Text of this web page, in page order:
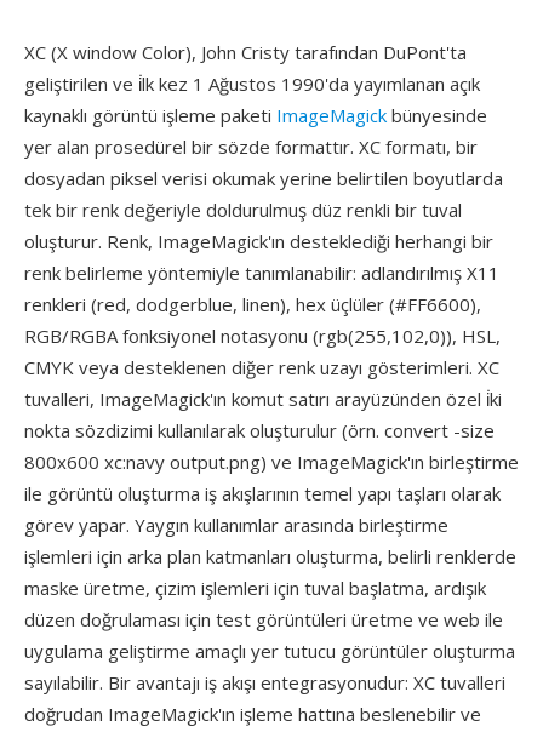
XC (X window Color), John Cristy tarafından DuPont'ta
geliştirilen ve i̇lk kez 1 Ağustos 1990'da yayımlanan açık
kaynaklı görüntü işleme paketi ImageMagick bünyesinde
yer alan prosedürel bir sözde formattır. XC formatı, bir
dosyadan piksel verisi okumak yerine belirtilen boyutlarda
tek bir renk değeriyle doldurulmuş düz renkli bir tuval
oluşturur. Renk, ImageMagick'ın desteklediği herhangi bir
renk belirleme yöntemiyle tanımlanabilir: adlandırılmış X11
renkleri (red, dodgerblue, linen), hex üçlüler (#FF6600),
RGB/RGBA fonksiyonel notasyonu (rgb(255,102,0)), HSL,
CMYK veya desteklenen diğer renk uzayı gösterimleri. XC
tuvalleri, ImageMagick'ın komut satırı arayüzünden özel i̇ki
nokta sözdizimi kullanılarak oluşturulur (örn. convert -size
800x600 xc:navy output.png) ve ImageMagick'ın birleştirme
ile görüntü oluşturma iş akışlarının temel yapı taşları olarak
görev yapar. Yaygın kullanımlar arasında birleştirme
işlemleri için arka plan katmanları oluşturma, belirli renklerde
maske üretme, çizim işlemleri için tuval başlatma, ardışık
düzen doğrulaması için test görüntüleri üretme ve web ile
uygulama geliştirme amaçlı yer tutucu görüntüler oluşturma
sayılabilir. Bir avantajı iş akışı entegrasyonudur: XC tuvalleri
doğrudan ImageMagick'ın işleme hattına beslenebilir ve